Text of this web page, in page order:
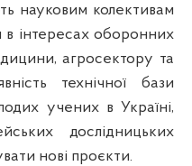
науковим колективам
в інтересах оборонних
агросектору та
технічної бази
учених в Україні,
дослідницьких
нові проєкти.